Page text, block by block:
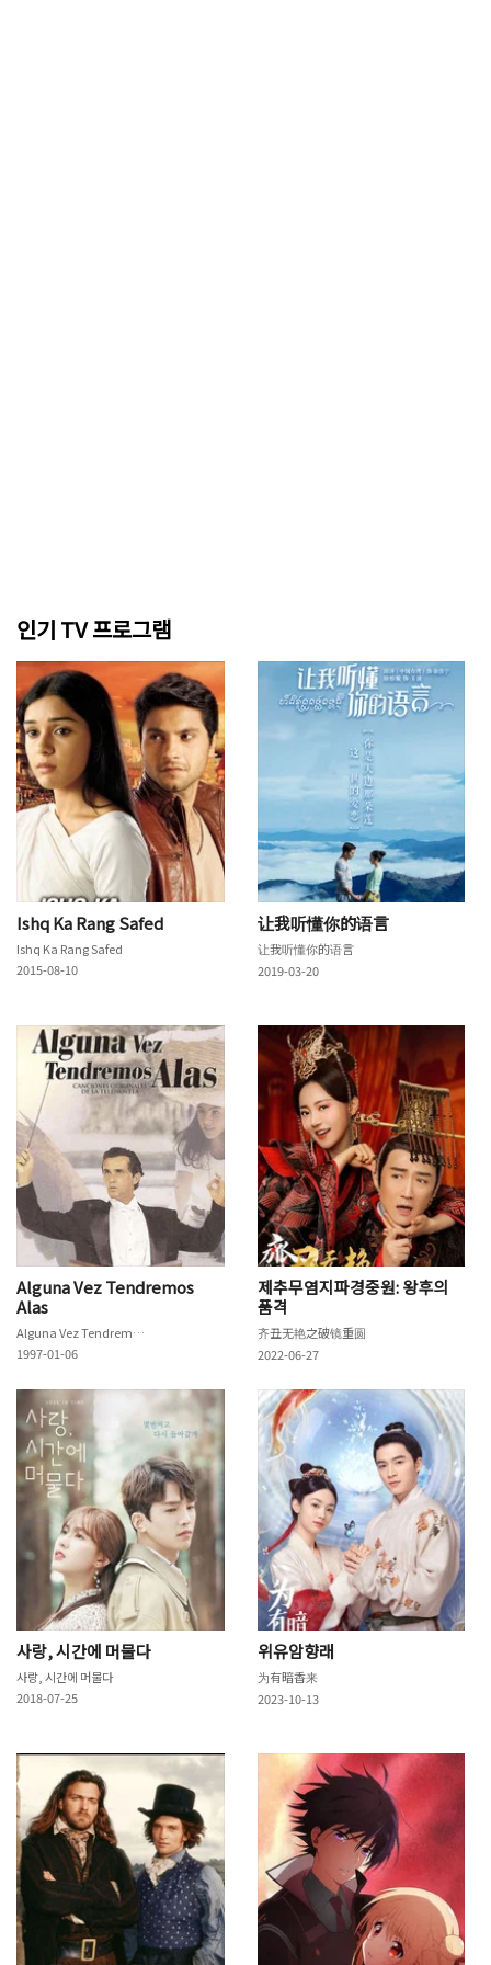
인기 TV 프로그램
Ishq Ka Rang Safed
Ishq Ka Rang Safed
2015-08-10
让我听懂你的语言
让我听懂你的语言
2019-03-20
Alguna Vez Tendremos
Alas
Alguna Vez Tendremos Alas
1997-01-06
제추무염지파경중원: 왕후의
품격
齐丑无艳之破镜重圆
2022-06-27
사랑, 시간에 머물다
사랑, 시간에 머물다
2018-07-25
위유암향래
为有暗香来
2023-10-13